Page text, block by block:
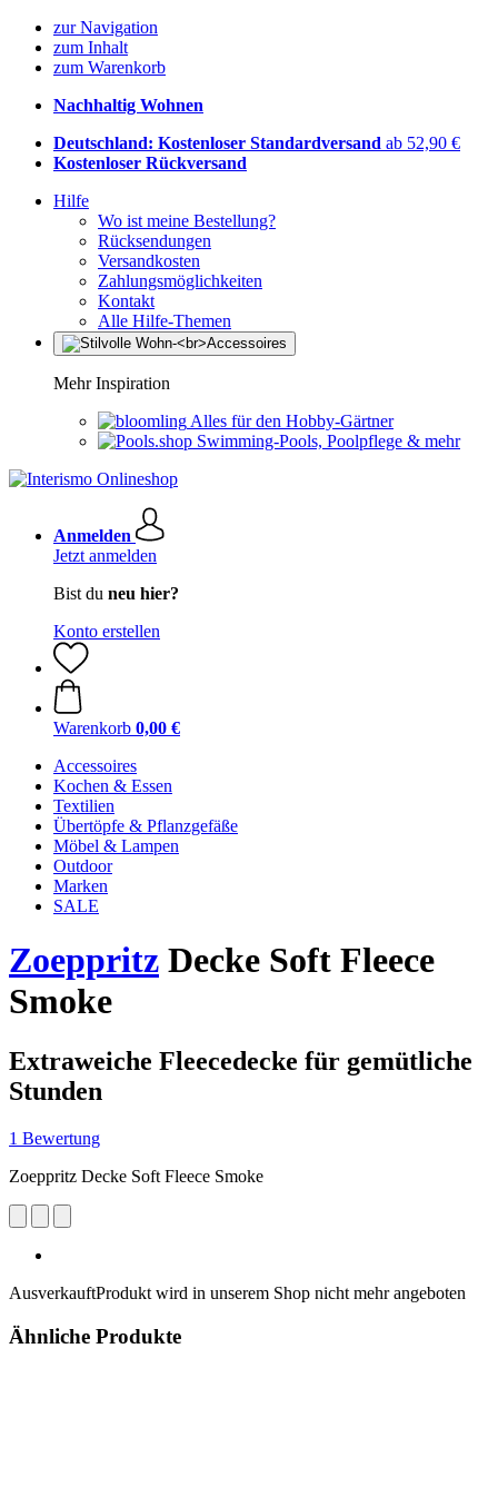
zur Navigation
zum Inhalt
zum Warenkorb
Nachhaltig Wohnen
Deutschland: Kostenloser Standardversand ab 52,90 €
Kostenloser Rückversand
Hilfe
Wo ist meine Bestellung?
Rücksendungen
Versandkosten
Zahlungsmöglichkeiten
Kontakt
Alle Hilfe-Themen
Mehr Inspiration
Alles für den Hobby-Gärtner
Swimming-Pools, Poolpflege & mehr
Anmelden
Jetzt anmelden
Bist du neu hier?
Konto erstellen
Warenkorb 0,00 €
Accessoires
Kochen & Essen
Textilien
Übertöpfe & Pflanzgefäße
Möbel & Lampen
Outdoor
Marken
SALE
Zoeppritz Decke Soft Fleece
Smoke
Extraweiche Fleecedecke für gemütliche
Stunden
1 Bewertung
Zoeppritz Decke Soft Fleece Smoke
AusverkauftProdukt wird in unserem Shop nicht mehr angeboten
Ähnliche Produkte